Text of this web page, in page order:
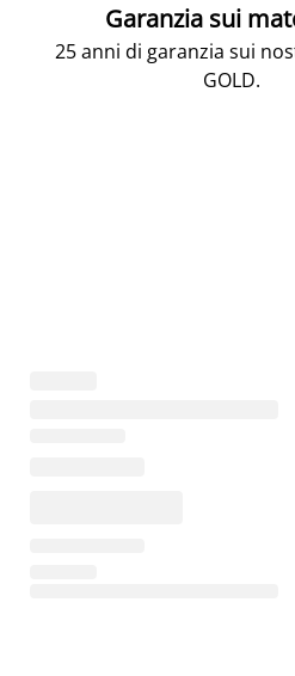
Garanzia sui
25 anni di garanzia sui
GOLD.